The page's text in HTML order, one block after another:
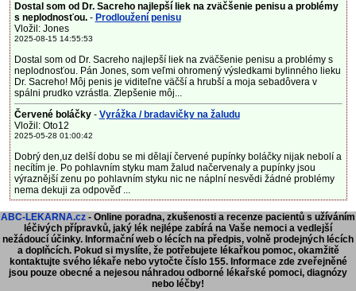
Dostal som od Dr. Sacreho najlepší liek na zväčšenie penisu a problémy
s neplodnosťou.- Prodloužení penisu
Vložil: Jones
2025-08-15 14:55:53
Dostal som od Dr. Sacreho najlepší liek na zväčšenie penisu a problémy s
neplodnosťou. Pán Jones, som veľmi ohromený výsledkami bylinného lieku
Dr. Sacreho! Môj penis je viditeľne väčší a hrubší a moja sebadôvera v
spálni prudko vzrástla. Zlepšenie môj...
Červené boláčky - Vyrážka / bradavičky na žaludu
Vložil: Oto12
2025-05-28 01:00:42
Dobrý den,uz delší dobu se mi dělají červené pupínky boláčky nijak nebolí a
necítím je. Po pohlavním styku mam žalud načervenaly a pupínky jsou
výraznější zenu po pohlavním styku nic ne náplní nesvědi žádné problémy
nema dekuji za odpověď ...
ABC-LEKARNA.cz - Online poradna, zkušenosti a recenze pacientů s užíváním
léčivých přípravků, jaký lék nejlépe zabírá na Vaše nemoci a vedlejší
nežádoucí účinky. Informační web o lécích na předpis, volně prodejných lécích
a doplňcích. Pokud si myslíte, že potřebujete lékařkou pomoc, okamžitě
kontaktujte svého lékaře nebo vytočte číslo 155. Informace zde zveřejněné
jsou pouze obecné a nejesou náhradou odborné lékařské pomoci, diagnózy
nebo léčby!